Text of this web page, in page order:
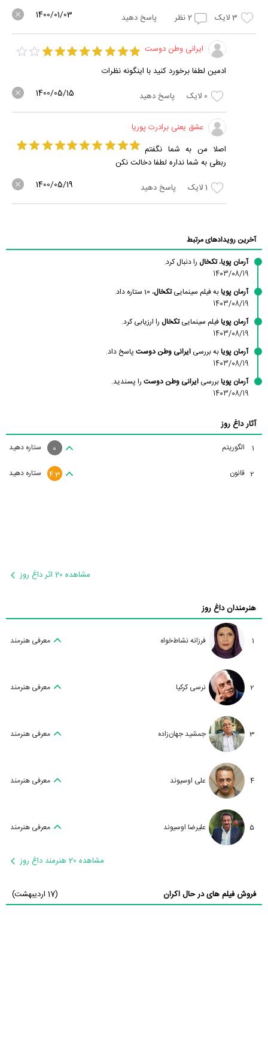
3لایک 2نظر پاسخ دهید 1400/01/03
ایرانی وطن دوست
ادمین لطفا برخورد کنید با اینگونه نظرات
0 لایک پاسخ دهید 1400/05/15
عشق یعنی برادرت پوریا
اصلا من به شما نگفتم
ربطی به شما نداره لطفا دخالت نکن
1لایک پاسخ دهید 1400/05/19
آخرین رویدادهای مرتبط
آرمان پویا،تکخال را دنبال کرد.
1403/08/19
آرمان پویابه فیلم سینماییتکخال، 10 ستاره داد.
1403/08/19
آرمان پویافیلم سینماییتکخال را ارزیابی کرد.
1403/08/19
آرمان پویابه بررسی ایرانی وطن دوست پاسخ داد.
1403/08/19
آرمان پویابررسی ایرانی وطن دوست را پسندید.
1403/08/19
آثار داغ روز
1 الگوریتم ستاره دهید 0
2 قانون ستاره دهید 4.3
مشاهده 20 اثر داغ روز
هنرمندان داغ روز
1 فرزانه نشاط‌خواه معرفی هنرمند
2 نرسی کرکیا معرفی هنرمند
3 جمشید جهان‌زاده معرفی هنرمند
4 علی اوسیوند معرفی هنرمند
5 علیرضا اوسیوند معرفی هنرمند
مشاهده 20 هنرمند داغ روز
فروش فیلم های در حال اکران (17 اردیبهشت)